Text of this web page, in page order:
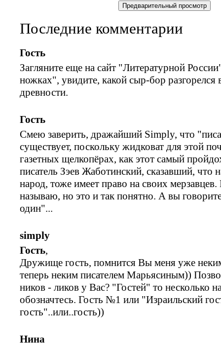
-
-
Последние комментарии
Гость
Загляните еще на сайт "Литературной
ножках", увидите, какой сыр-бор
древности.
Гость
Смею заверить, дражайший Simply, что
существует, поскольку жидковат для этой
газетных щелкопёрах, как этот самый
писатель Зэев Жаботинский, сказавший,
народ, тоже имеет право на своих
называю, но это и так понятно. А вы
один"...
simply
Гость,
Дружище гость, помнится Вы меня уже
теперь неким писателем Марьясиным))
ников - ликов у Вас? "Гостей" то несколько
обозначтесь. Гость №1 или "Израильский
гость"..или..гость))
Нина